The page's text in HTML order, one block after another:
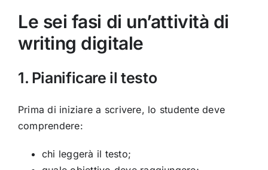
Le sei fasi di un’attività di
writing digitale
1. Pianificare il testo
Prima di iniziare a scrivere, lo studente deve
comprendere:
chi leggerà il testo;